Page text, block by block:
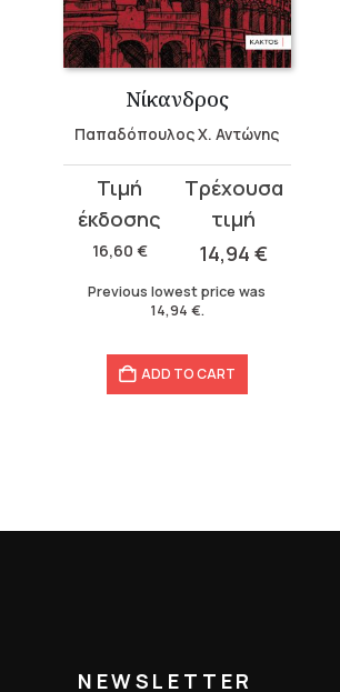
Νίκανδρος
Παπαδόπουλος Χ. Αντώνης
16,60 €
Original
price
was:
16,60 €.
14,94€
Current
price
14,94 €.
Previous lowest price was
14,94 €.
ADD TO CART
NEWSLETTER